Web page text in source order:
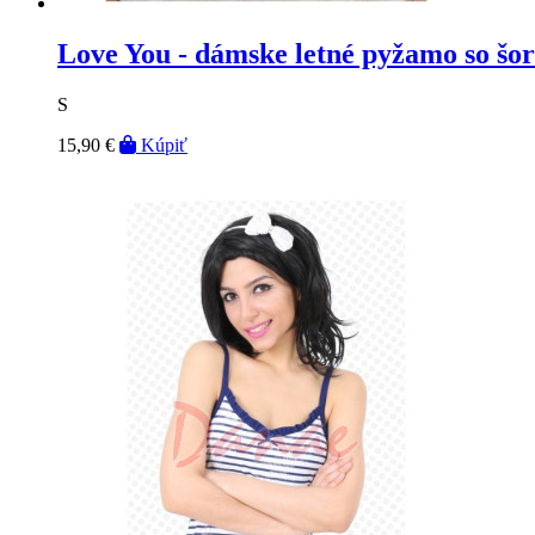
Love You - dámske letné pyžamo so
S
15,90 €
Kúpiť